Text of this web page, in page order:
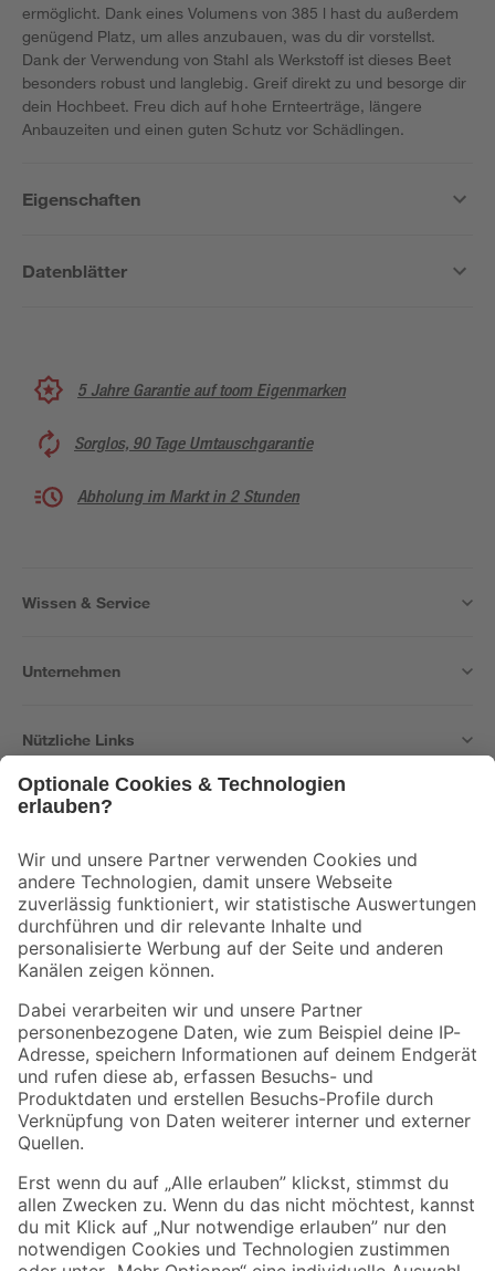
ermöglicht. Dank eines Volumens von 385 l hast du außerdem
genügend Platz, um alles anzubauen, was du dir vorstellst.
Dank der Verwendung von Stahl als Werkstoff ist dieses Beet
besonders robust und langlebig. Greif direkt zu und besorge dir
dein Hochbeet. Freu dich auf hohe Ernteerträge, längere
Anbauzeiten und einen guten Schutz vor Schädlingen.
Eigenschaften
Datenblätter
5 Jahre Garantie auf toom Eigenmarken
Sorglos, 90 Tage Umtauschgarantie
Abholung im Markt in 2 Stunden
Wissen & Service
Unternehmen
Nützliche Links
Der toom Newsletter: Keine Angebote und Aktionen mehr verpassen!
Zur Newsletter Anmeldung
Folge uns
Zahlungsarten Versandarten
Sicher einkaufen
Jetzt die toom-App herunterladen